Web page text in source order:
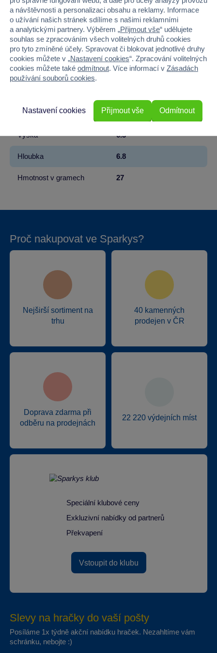
Kód produktu 20B-65449
Značka Bullyland
Věk od 3
Pohlaví HOLKA, KLUK
Šířka 3
Výška 6.3
Hloubka 6.8
Hmotnost v gramech 27
Proč nakupovat ve Sparkys?
Nejširší sortiment na
trhu
40 kamenných
prodejen v ČR
Doprava zdarma při
odběru na prodejnách
22 220 výdejních míst
Speciální klubové ceny
Exkluzivní nabídky od partnerů
Překvapení
Vstoupit do klubu
Slevy na hračky do vaší pošty
Posíláme 1x týdně akční nabídku hraček. Nezahltíme vám
schránku, nebojte :)
a návštěvnosti a personalizaci obsahu a reklamy. Informace
o užívání našich stránek sdílíme s našimi reklamními
a analytickými partnery. Výběrem „Přijmout vše“ udělujete
souhlas se zpracováním všech volitelných druhů cookies
pro tyto zmíněné účely. Spravovat či blokovat jednotlivé druhy
cookies můžete v „Nastavení cookies“. Zpracování volitelných
cookies můžete také odmítnout. Více informací v Zásadách
používání souborů cookies.
Odmítnout
Nastavení cookies Přijmout vše